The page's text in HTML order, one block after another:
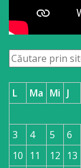
L Ma Mi J
3
4 5 6
10
11 12 13